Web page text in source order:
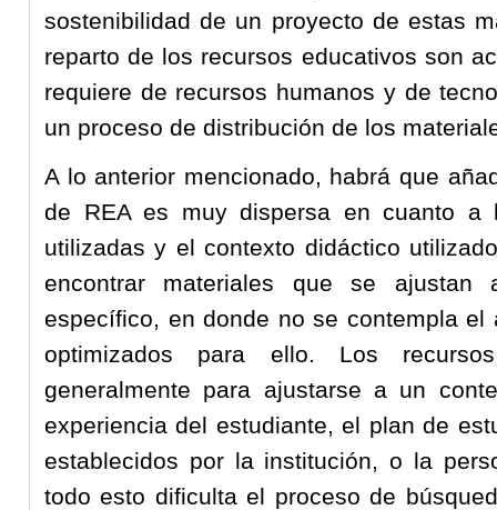
sostenibilidad de un proyecto de estas
reparto de los recursos educativos son
requiere de recursos humanos y de
un proceso de distribución de los
A lo anterior mencionado, habrá que
de REA es muy dispersa en cuanto a
utilizadas y el contexto didáctico
encontrar materiales que se ajustan
específico, en donde no se contempla el
optimizados para ello. Los
generalmente para ajustarse a un
experiencia del estudiante, el plan de
establecidos por la institución, o la
todo esto dificulta el proceso de